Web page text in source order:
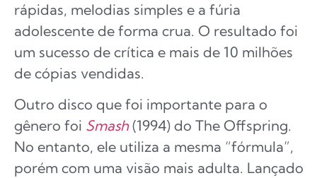
rápidas, melodias simples e a fúria
adolescente de forma crua. O resultado foi
um sucesso de crítica e mais de 10 milhões
de cópias vendidas.
Outro disco que foi importante para o
gênero foi Smash(1994) do The Offspring.
No entanto, ele utiliza a mesma “fórmula”,
porém com uma visão mais adulta. Lançado